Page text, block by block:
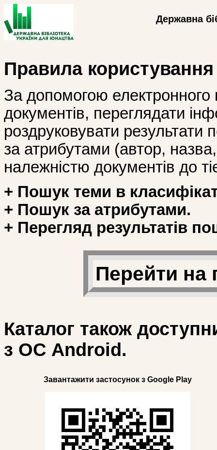
Державна
Правила
За допомогою
документів, переглядати
роздруковувати
за атрибутами (автор, назва,
належністю документів до
+ Пошук теми в
+ Пошук за атрибутами.
+ Перегляд результатів
Перейти на
Каталог також
з ОС Android.
Завантажити застосунок з Google Play